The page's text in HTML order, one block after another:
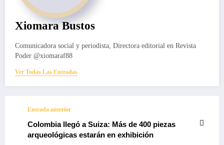
Xiomara Bustos
Comunicadora social y periodista, Directora editorial en Revista
Poder @xiomaraf88
Ver Todas Las Entradas
Entrada anterior
Colombia llegó a Suiza: Más de 400 piezas
arqueológicas estarán en exhibición